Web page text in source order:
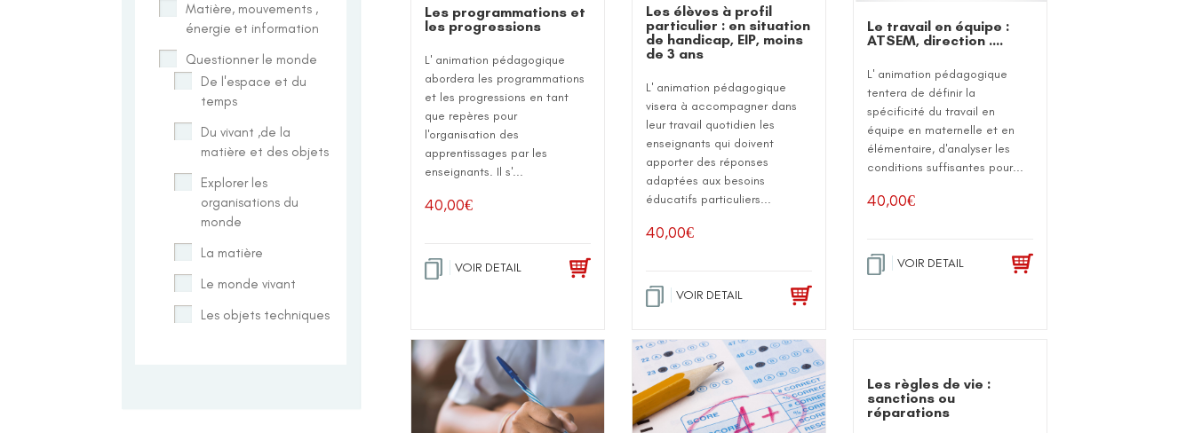
Les programmations et
les progressions
L' animation pédagogique
abordera les programmations
et les progressions en tant
que repères pour
l'organisation des
apprentissages par les
enseignants. Il s'...
40,00€
VOIR DETAIL
Les élèves à profil
particulier : en situation
de handicap, EIP, moins
de 3 ans
L' animation pédagogique
visera à accompagner dans
leur travail quotidien les
enseignants qui doivent
apporter des réponses
adaptées aux besoins
éducatifs particuliers...
40,00€
VOIR DETAIL
Le travail en équipe :
ATSEM, direction ….
L' animation pédagogique
tentera de définir la
spécificité du travail en
équipe en maternelle et en
élémentaire, d'analyser les
conditions suffisantes pour...
40,00€
VOIR DETAIL
Les règles de vie :
sanctions ou
réparations
Matière, mouvements ,
énergie et information
Questionner le monde
De l'espace et du
temps
Du vivant ,de la
matière et des objets
Explorer les
organisations du
monde
La matière
Le monde vivant
Les objets techniques